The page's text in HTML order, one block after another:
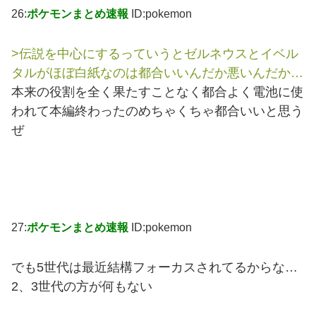
26:ポケモンまとめ速報 ID:pokemon
>伝説を中心にするっていうとゼルネウスとイベル
タルがほぼ白紙なのは都合いいんだか悪いんだか…
本来の役割を全く果たすことなく都合よく電池に使
われて本編終わったのめちゃくちゃ都合いいと思う
ぜ
27:ポケモンまとめ速報 ID:pokemon
でも5世代は最近結構フォーカスされてるからな…
2、3世代の方が何もない